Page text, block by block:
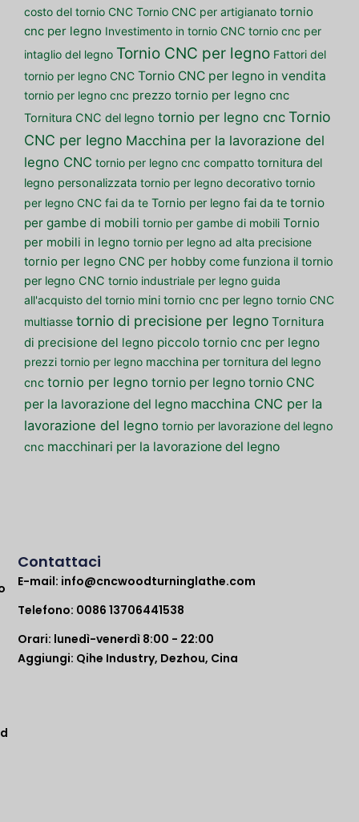
costo del tornio CNC Tornio CNC per artigianato tornio
cnc per legno Investimento in tornio CNC tornio cnc per
intaglio del legno Tornio CNC per legno Fattori del
tornio per legno CNC Tornio CNC per legno in vendita
tornio per legno cnc prezzo tornio per legno cnc
Tornitura CNC del legno tornio per legno cnc Tornio
CNC per legno Macchina per la lavorazione del
legno CNC tornio per legno cnc compatto tornitura del
legno personalizzata tornio per legno decorativo tornio
per legno CNC fai da te Tornio per legno fai da te tornio
per gambe di mobili tornio per gambe di mobili Tornio
per mobili in legno tornio per legno ad alta precisione
tornio per legno CNC per hobby come funziona il tornio
per legno CNC tornio industriale per legno guida
all'acquisto del tornio mini tornio cnc per legno tornio CNC
multiasse tornio di precisione per legno Tornitura
di precisione del legno piccolo tornio cnc per legno
prezzi tornio per legno macchina per tornitura del legno
cnc tornio per legno tornio per legno tornio CNC
per la lavorazione del legno macchina CNC per la
lavorazione del legno tornio per lavorazione del legno
cnc macchinari per la lavorazione del legno
Contattaci
E-mail: info@cncwoodturninglathe.com
Telefono: 0086 13706441538
Orari: lunedì-venerdì 8:00 - 22:00
Aggiungi: Qihe Industry, Dezhou, Cina